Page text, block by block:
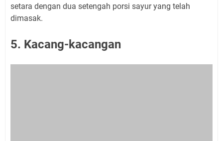
setara dengan dua setengah porsi sayur yang telah
dimasak.
5. Kacang-kacangan